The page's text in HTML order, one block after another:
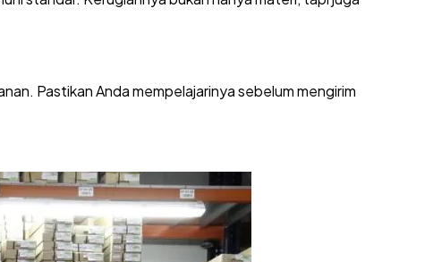
Pastikan Anda mempelajarinya sebelum mengirim